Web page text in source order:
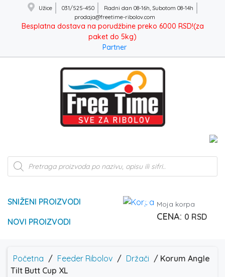
Užice 031/525-450
Radni dan 08-16h, Subotom 08-14h
prodaja@freetime-ribolov.com
Besplatna dostava na porudžbine preko 6000 RSD!(za
paket do 5kg)
Partner
Products
search
SNIŽENI PROIZVODI
NOVI PROIZVODI
0 Moja korpa
0 RSD
Početna / Feeder Ribolov / Držači / Korum Angle
Tilt Butt Cup XL